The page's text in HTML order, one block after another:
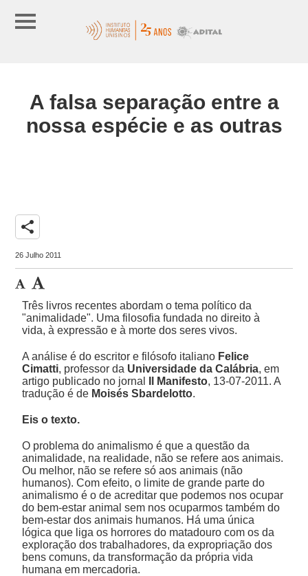
A falsa separação entre a
nossa espécie e as outras
share
26 Julho 2011
Três livros recentes abordam o tema político da
"animalidade". Uma filosofia fundada no direito à
vida, à expressão e à morte dos seres vivos.
A análise é do escritor e filósofo italiano Felice
Cimatti, professor da Universidade da Calábria, em
artigo publicado no jornal
Il Manifesto, 13-07-2011. A
tradução é de Moisés Sbardelotto.
Eis o texto.
O problema do animalismo é que a questão da
animalidade, na realidade, não se refere aos animais.
Ou melhor, não se refere só aos animais (não
humanos). Com efeito, o limite de grande parte do
animalismo é o de acreditar que podemos nos ocupar
do bem-estar animal sem nos ocuparmos também do
bem-estar dos animais humanos. Há uma única
lógica que liga os horrores do matadouro com os da
exploração dos trabalhadores, da expropriação dos
bens comuns, da transformação da própria vida
humana em mercadoria.